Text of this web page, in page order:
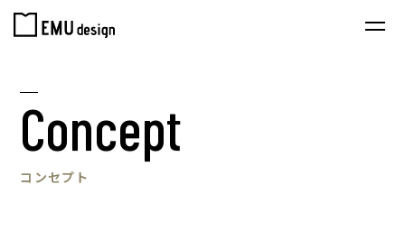
Concept
コンセプト